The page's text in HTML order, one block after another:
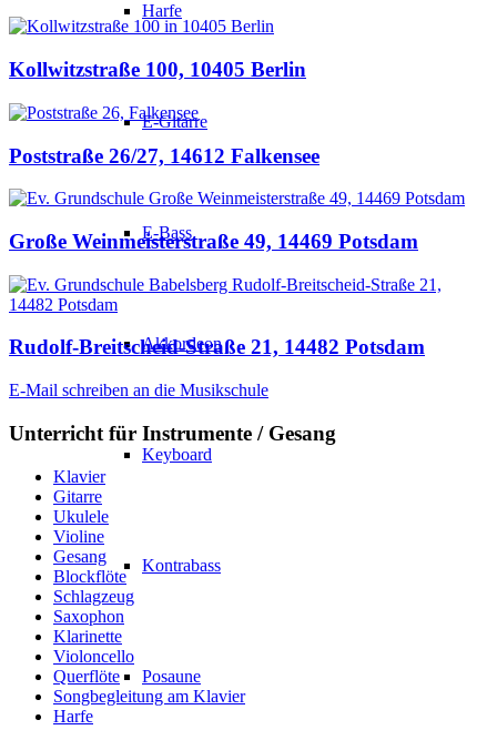
Harfe
E-Gitarre
E-Bass
Akkordeon
Keyboard
Kontrabass
Posaune
Kollwitzstraße 100, 10405 Berlin
Poststraße 26/27, 14612 Falkensee
Große Weinmeisterstraße 49, 14469 Potsdam
Rudolf-Breitscheid-Straße 21, 14482 Potsdam
E-Mail schreiben an die Musikschule
Unterricht für Instrumente / Gesang
Klavier
Gitarre
Ukulele
Violine
Gesang
Blockflöte
Schlagzeug
Saxophon
Klarinette
Violoncello
Querflöte
Songbegleitung am Klavier
Harfe